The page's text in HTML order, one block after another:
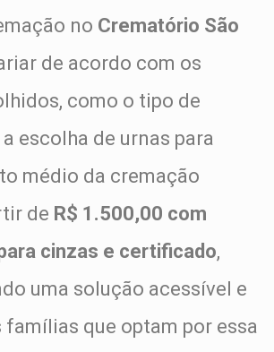
no Crematório São
de acordo com os
como o tipo de
escolha de urnas para
médio da cremação
de R$ 1.500,00 com
cinzas e certificado,
uma solução acessível e
famílias que optam por essa